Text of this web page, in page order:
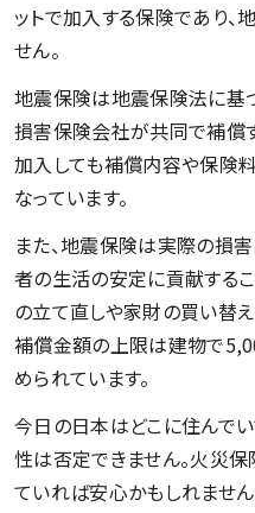
ットで加入する保険であり
せん。
地震保険は地震保険法に基
損害保険会社が共同で補償
加入しても補償内容や保険
なっています。
また、地震保険は実際の損
者の生活の安定に貢献する
の立て直しや家財の買い替
補償金額の上限は建物で
められています。
今日の日本はどこに住んで
性は否定できません。火災
ていれば安心かもしれません